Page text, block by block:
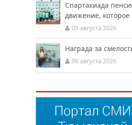
Спартакиада
движение, которое
05 августа 2026
Награда за
06 августа 2026